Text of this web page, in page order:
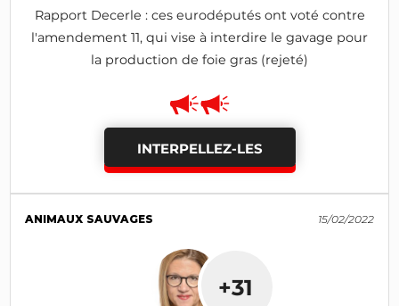
Rapport Decerle : ces eurodéputés ont voté contre
l'amendement 11, qui vise à interdire le gavage pour
la production de foie gras (rejeté)
INTERPELLEZ-LES
ANIMAUX SAUVAGES 15/02/2022
+31